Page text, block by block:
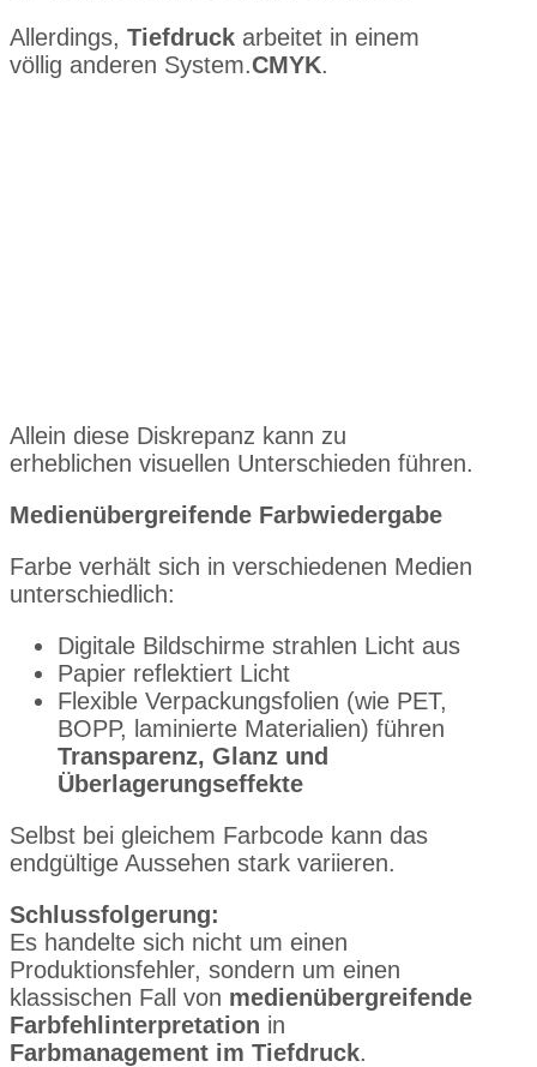
Allerdings, Tiefdruck arbeitet in einem
völlig anderen System.CMYK.
Allein diese Diskrepanz kann zu
erheblichen visuellen Unterschieden führen.
Medienübergreifende Farbwiedergabe
Farbe verhält sich in verschiedenen Medien
unterschiedlich:
Digitale Bildschirme strahlen Licht aus
Papier reflektiert Licht
Flexible Verpackungsfolien (wie PET,
BOPP, laminierte Materialien) führen
Transparenz, Glanz und
Überlagerungseffekte
Selbst bei gleichem Farbcode kann das
endgültige Aussehen stark variieren.
Schlussfolgerung:
Es handelte sich nicht um einen
Produktionsfehler, sondern um einen
klassischen Fall von medienübergreifende
Farbfehlinterpretation in
Farbmanagement im Tiefdruck.